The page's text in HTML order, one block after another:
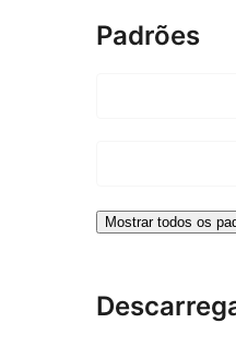
Padrões
Mostrar todos os